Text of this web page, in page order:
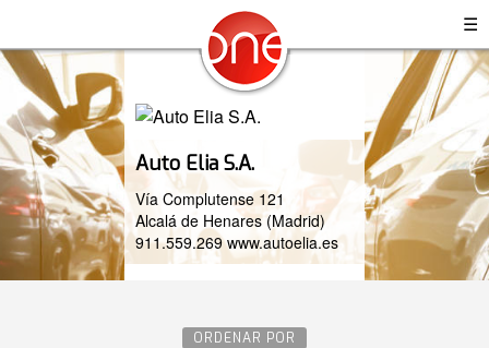
☰
Auto Elia S.A.
Vía Complutense 121
Alcalá de Henares (Madrid)
911.559.269 www.autoelia.es
ORDENAR POR